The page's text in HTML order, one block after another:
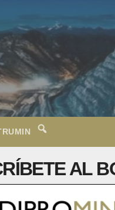
AL